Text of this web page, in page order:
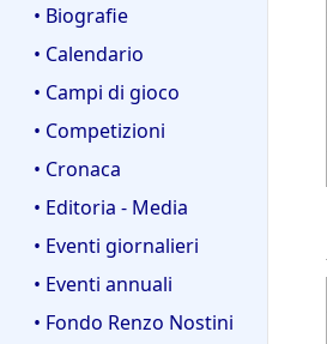
• Biografie
• Calendario
• Campi di gioco
• Competizioni
• Cronaca
• Editoria - Media
• Eventi giornalieri
• Eventi annuali
• Fondo Renzo Nostini